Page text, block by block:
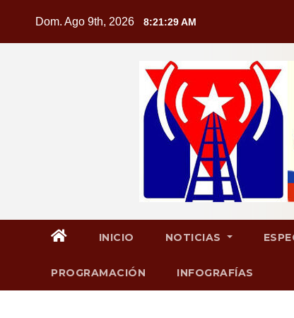
Dom. Ago 9th, 2026 8:21:30 AM
INICIO NOTICIAS
PROGRAMACIÓN INFOGRAFÍAS